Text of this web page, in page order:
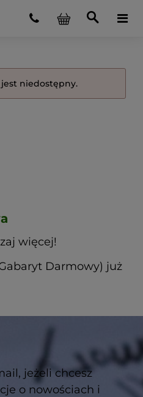
niedostępny.
więcej!
Darmowy) już
jeżeli chcesz
o nowościach i